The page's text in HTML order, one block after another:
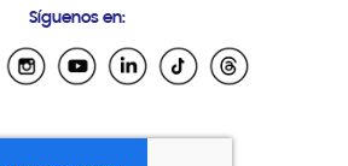
Samsung Ecuador
El Salvador
Samsung Honduras
Síguenos en: